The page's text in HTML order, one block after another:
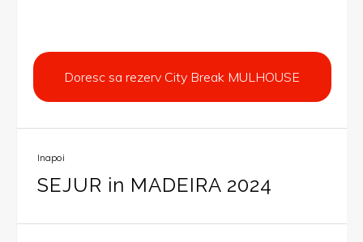
Doresc sa rezerv City Break MULHOUSE
Inapoi
SEJUR in MADEIRA 2024